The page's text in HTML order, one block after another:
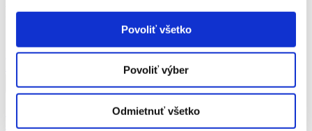
Povoliť všetko
Povoliť výber
Odmietnuť všetko
Podobné produkty
Predĺženie dverí o 200mm- LIMES VARIANT
Biogreen Zahrievacia podložka 42W
86,00€